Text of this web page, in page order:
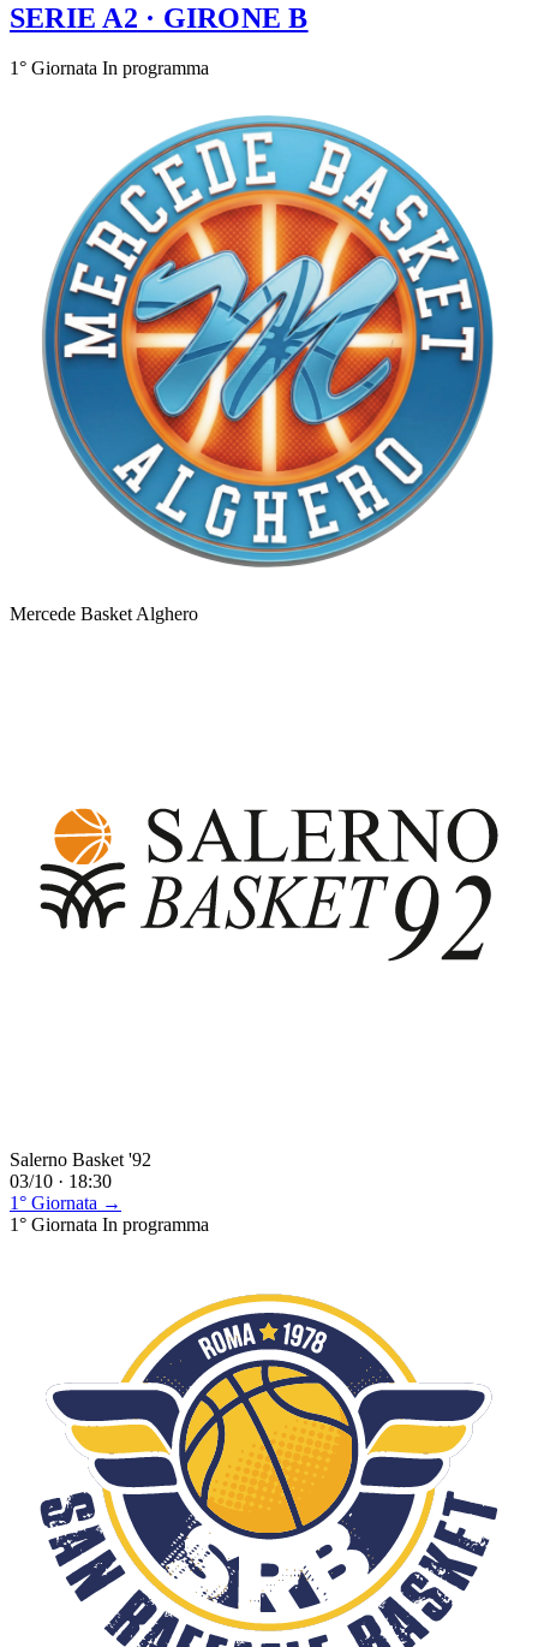
SERIE A2 · GIRONE B
1° Giornata In programma
Mercede Basket Alghero
Salerno Basket '92
03/10 · 18:30
1° Giornata →
1° Giornata In programma